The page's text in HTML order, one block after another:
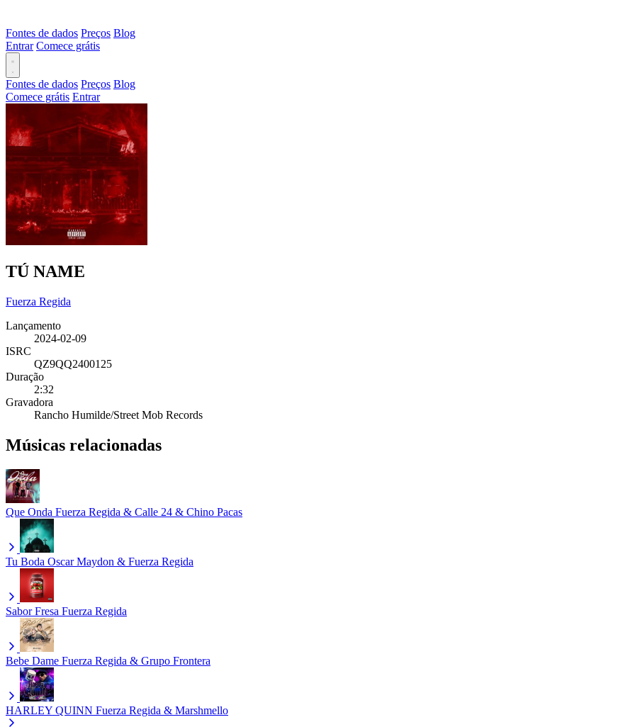
Fontes de dados Preços Blog
Entrar Comece grátis
Fontes de dados Preços Blog
Comece grátis Entrar
TÚ NAME
Fuerza Regida
Lançamento
2024-02-09
ISRC
QZ9QQ2400125
Duração
2:32
Gravadora
Rancho Humilde/Street Mob Records
Músicas relacionadas
Que Onda Fuerza Regida & Calle 24 & Chino Pacas
Tu Boda Oscar Maydon & Fuerza Regida
Sabor Fresa Fuerza Regida
Bebe Dame Fuerza Regida & Grupo Frontera
HARLEY QUINN Fuerza Regida & Marshmello